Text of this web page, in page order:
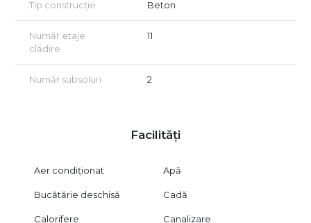
Tip construcție Beton
Număr etaje
clădire
11
Număr subsoluri 2
Facilități
Aer condiționat Apă
Bucătărie deschisă Cadă
Calorifere Canalizare